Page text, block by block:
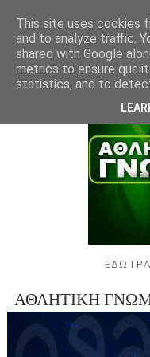
ΕΔΩ
ΑΘΛΗΤΙΚΗ
This site uses cookies
and to analyze traffic.
shared with Google
metrics to ensure
statistics, and to